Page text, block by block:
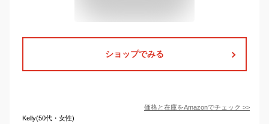
ショップでみる
価格と在庫をAmazonでチェック >>
Kelly(50代・女性)